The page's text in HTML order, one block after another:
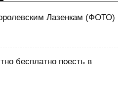
Лазенкам (ФОТО)
бесплатно поесть в